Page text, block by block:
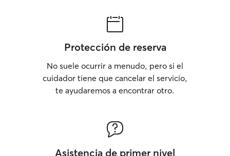
Protección de reserva
No suele ocurrir a menudo, pero si el
cuidador tiene que cancelar el servicio,
te ayudaremos a encontrar otro.
Asistencia de primer nivel